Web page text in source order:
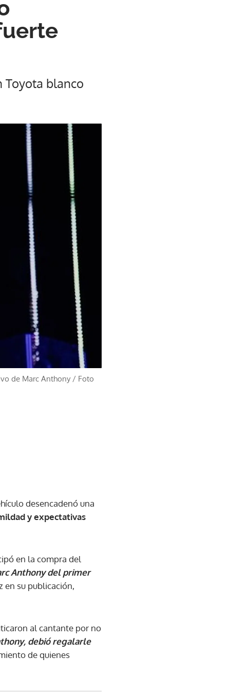
Toyota blanco
de Marc Anthony/ Foto
desencadenó una
y expectativas
en la compra del
Anthony del primer
en su publicación,
al cantante por no
debió regalarle
de quienes